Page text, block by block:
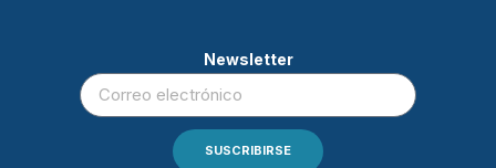
Newsletter
SUSCRIBIRSE